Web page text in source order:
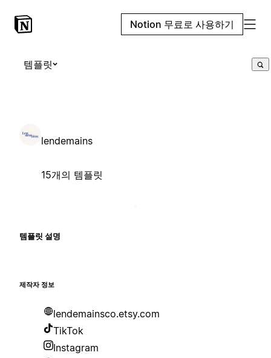
Notion 무료로 사용하기
템플릿
lendemains
15개의 템플릿
템플릿 설명
제작자 정보
lendemainsco.etsy.com
TikTok
Instagram